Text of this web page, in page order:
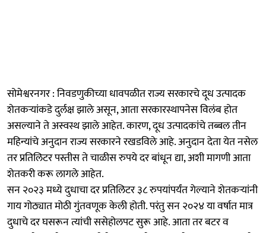
सोमेश्वरनगर : निवडणुकीच्या धावपळीत राज्य सरकारचे दूध उत्पादक
शेतकऱ्यांकडे दुर्लक्ष झाले असून, आता सरकारस्थापनेस विलंब होत
असल्याने ते अस्वस्थ झाले आहेत. कारण, दूध उत्पादकांचे तब्बल तीन
महिन्यांचे अनुदान राज्य सरकारने रखडविले आहे. अनुदान देता येत नसेल
तर प्रतिलिटर पस्तीस ते चाळीस रुपये दर बांधून द्या, अशी मागणी आता
शेतकरी करू लागले आहेत.
सन २०२३ मध्ये दुधाचा दर प्रतिलिटर ३८ रुपयांपर्यंत गेल्याने शेतकऱ्यांनी
गाय गोठ्यात मोठी गुंतवणूक केली होती. परंतु सन २०२४ या वर्षात मात्र
दुधाचे दर घसरून त्यांची ससेहोलपट सुरू आहे. आता तर बटर व